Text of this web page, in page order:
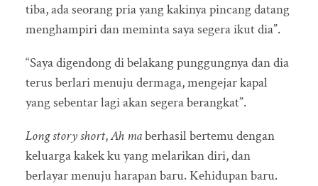
tiba, ada seorang pria yang kakinya pincang datang
menghampiri dan meminta saya segera ikut dia”.
“Saya digendong di belakang punggungnya dan dia
terus berlari menuju dermaga, mengejar kapal
yang sebentar lagi akan segera berangkat”.
Long story short,Ah maberhasil bertemu dengan
keluarga kakek ku yang melarikan diri, dan
berlayar menuju harapan baru. Kehidupan baru.